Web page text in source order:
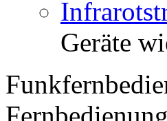
Geräte